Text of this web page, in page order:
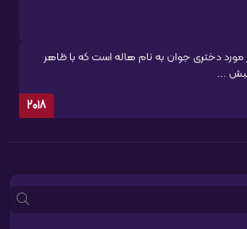
مورد دختری جوان به نام هاله است که با ظاهر
...
2018